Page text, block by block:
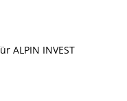
ALPIN INVEST